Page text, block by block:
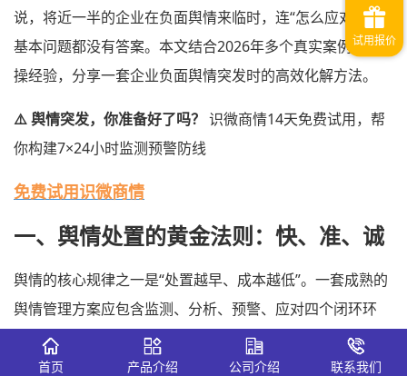
说，将近一半的企业在负面舆情来临时，连“怎么应对”这个
基本问题都没有答案。本文结合2026年多个真实案例和实
操经验，分享一套企业负面舆情突发时的高效化解方法。
⚠️ 舆情突发，你准备好了吗？ 识微商情14天免费试用，帮
你构建7×24小时监测预警防线
免费试用识微商情
一、舆情处置的黄金法则：快、准、诚
舆情的核心规律之一是“处置越早、成本越低”。一套成熟的
舆情管理方案应包含监测、分析、预警、应对四个闭环环
节。一旦发现负面舆情，核心原则是“快速、真诚、务实”，
坚决杜绝拖延、推诿、回避。具体到操作层面，可以拆解为
首页 产品介绍 公司介绍 联系我们